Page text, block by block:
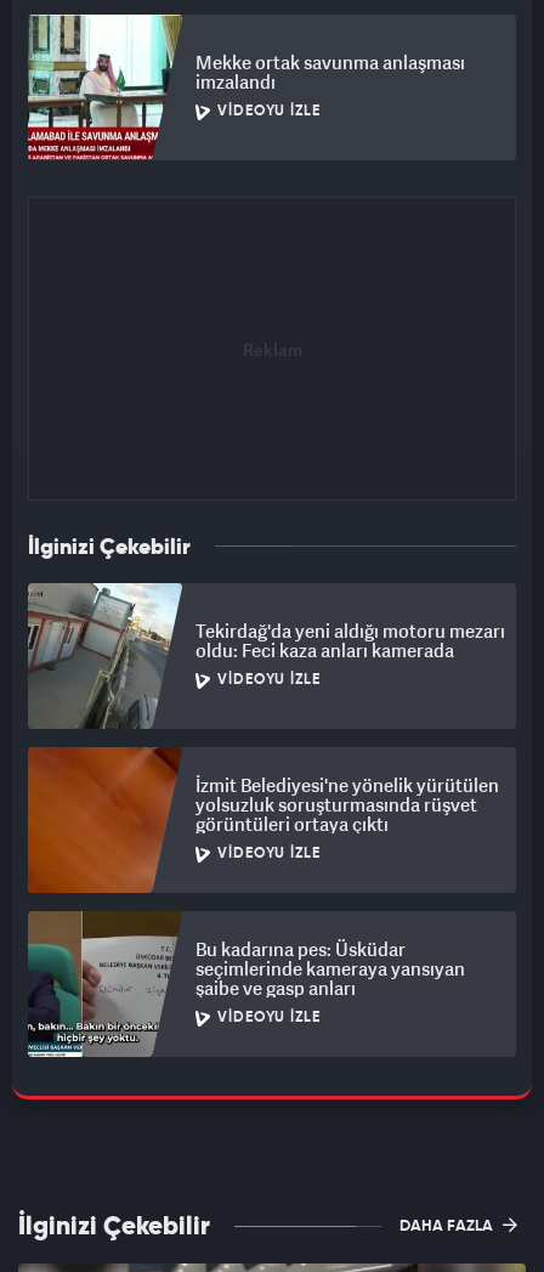
Mekke ortak savunma anlaşması
imzalandı
VIDEOYU İZLE
İlginizi Çekebilir
Tekirdağ'da yeni aldığı motoru mezarı
oldu: Feci kaza anları kamerada
VIDEOYU İZLE
İzmit Belediyesi'ne yönelik yürütülen
yolsuzluk soruşturmasında rüşvet
görüntüleri ortaya çıktı
VIDEOYU İZLE
Bu kadarına pes: Üsküdar
seçimlerinde kameraya yansıyan
şaibe ve gasp anları
VIDEOYU İZLE
İlginizi Çekebilir DAHA FAZLA